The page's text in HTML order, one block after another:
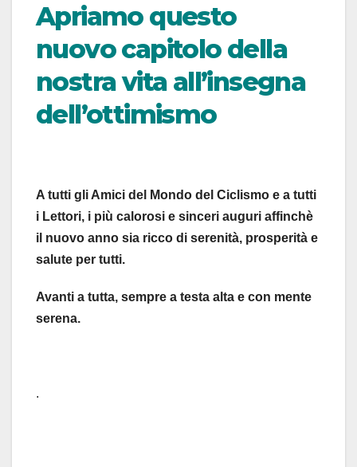
Apriamo questo
nuovo capitolo della
nostra vita all’insegna
dell’ottimismo
A tutti gli Amici del Mondo del Ciclismo e a tutti
i Lettori, i più calorosi e sinceri auguri affinchè
il nuovo anno sia ricco di serenità, prosperità e
salute per tutti.
Avanti a tutta, sempre a testa alta e con mente
serena.
.